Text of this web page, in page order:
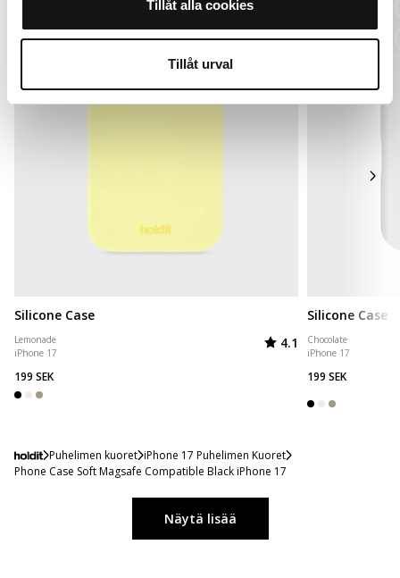
Tillåt alla cookies
Tillåt urval
Silicone Case
Lemonade
iPhone 17
Arvio:
4.1 5:sta tähdestä
199 SEK
Silicone Case
Chocolate
iPhone 17
199 SEK
Puhelimen kuoret iPhone 17 Puhelimen Kuoret
Phone Case Soft Magsafe Compatible Black iPhone 17
Näytä lisää